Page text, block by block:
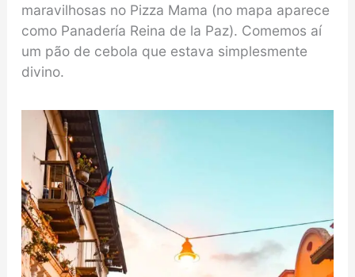
maravilhosas no Pizza Mama (no mapa aparece
como Panadería Reina de la Paz). Comemos aí
um pão de cebola que estava simplesmente
divino.